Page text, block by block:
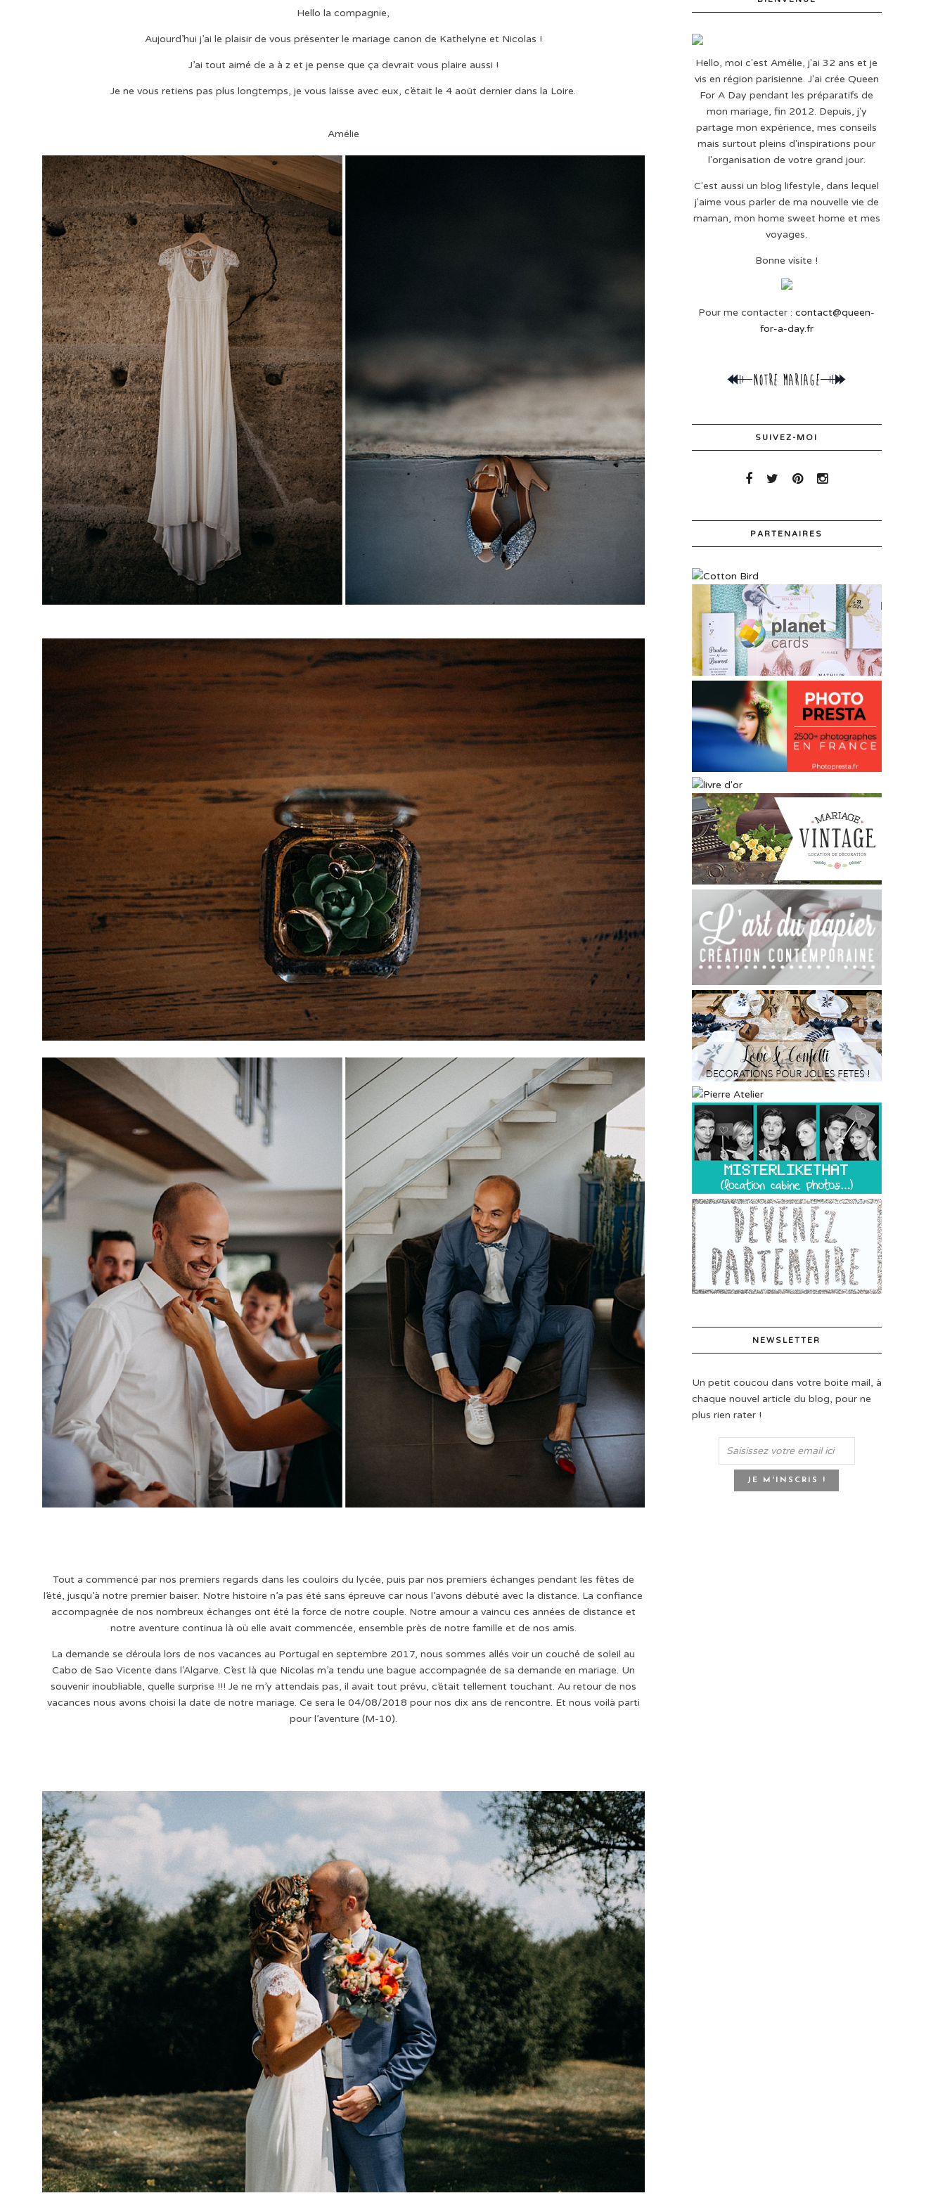
Hello la compagnie,
Aujourd’hui j’ai le plaisir de vous présenter le mariage canon de Kathelyne et Nicolas !
J’ai tout aimé de a à z et je pense que ça devrait vous plaire aussi !
Je ne vous retiens pas plus longtemps, je vous laisse avec eux, c’était le 4 août dernier dans la Loire.
Amélie
Tout a commencé par nos premiers regards dans les couloirs du lycée, puis par nos premiers échanges pendant les fêtes de
l’été, jusqu’à notre premier baiser. Notre histoire n’a pas été sans épreuve car nous l’avons débuté avec la distance. La confiance
accompagnée de nos nombreux échanges ont été la force de notre couple. Notre amour a vaincu ces années de distance et
notre aventure continua là où elle avait commencée, ensemble près de notre famille et de nos amis.
La demande se déroula lors de nos vacances au Portugal en septembre 2017, nous sommes allés voir un couché de soleil au
Cabo de Sao Vicente dans l’Algarve. C’est là que Nicolas m’a tendu une bague accompagnée de sa demande en mariage. Un
souvenir inoubliable, quelle surprise !!! Je ne m’y attendais pas, il avait tout prévu, c’était tellement touchant. Au retour de nos
vacances nous avons choisi la date de notre mariage. Ce sera le 04/08/2018 pour nos dix ans de rencontre. Et nous voilà parti
pour l’aventure (M-10).
Hello, moi c'est Amélie, j'ai 32 ans et je
vis en région parisienne. J'ai crée Queen
For A Day pendant les préparatifs de
mon mariage, fin 2012. Depuis, j'y
partage mon expérience, mes conseils
mais surtout pleins d'inspirations pour
l'organisation de votre grand jour.
C'est aussi un blog lifestyle, dans lequel
j'aime vous parler de ma nouvelle vie de
maman, mon home sweet home et mes
voyages.
Bonne visite !
Pour me contacter :contact@queen-
for-a-day.fr
SUIVEZ-MOI
PARTENAIRES
NEWSLETTER
Un petit coucou dans votre boite mail, à
chaque nouvel article du blog, pour ne
plus rien rater !